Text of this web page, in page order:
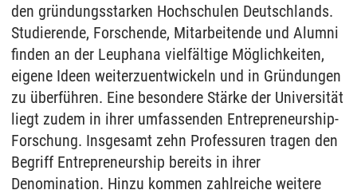
den gründungsstarken Hochschulen Deutschlands.
Studierende, Forschende, Mitarbeitende und Alumni
finden an der Leuphana vielfältige Möglichkeiten,
eigene Ideen weiterzuentwickeln und in Gründungen
zu überführen. Eine besondere Stärke der Universität
liegt zudem in ihrer umfassenden Entrepreneurship-
Forschung. Insgesamt zehn Professuren tragen den
Begriff Entrepreneurship bereits in ihrer
Denomination. Hinzu kommen zahlreiche weitere